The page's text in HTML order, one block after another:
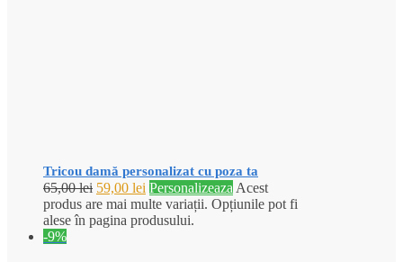
Tricou damă personalizat cu poza ta
65,00lei 59,00 lei Personalizeaza Acest
produs are mai multe variații. Opțiunile pot fi
alese în pagina produsului.
-9%